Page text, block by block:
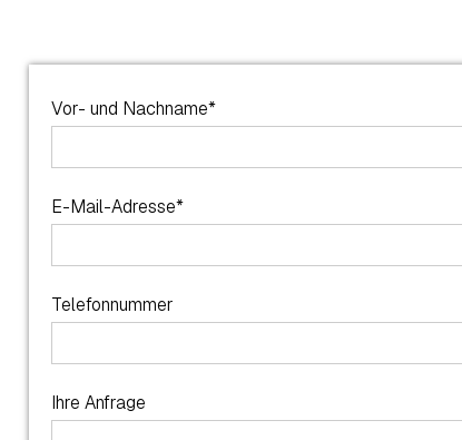
Vor- und Nachname*
E-Mail-Adresse*
Telefonnummer
Ihre Anfrage